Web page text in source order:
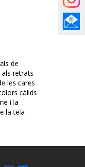
de
retrats
les cares
càlids
i la
la tela